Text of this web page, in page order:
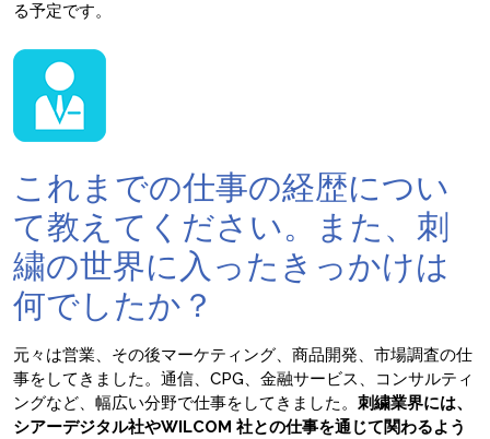
る予定です。
これまでの仕事の経歴につい
て教えてください。また、刺
繍の世界に入ったきっかけは
何でしたか？
元々は営業、その後マーケティング、商品開発、市場調査の仕
事をしてきました。通信、CPG、金融サービス、コンサルティ
ングなど、幅広い分野で仕事をしてきました。 刺繍業界には、
シアーデジタル社やWILCOM 社との仕事を通じて関わるよう